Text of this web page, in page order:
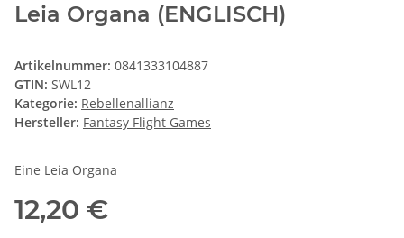
Leia Organa (ENGLISCH)
Artikelnummer: 0841333104887
GTIN: SWL12
Kategorie: Rebellenallianz
Hersteller: Fantasy Flight Games
Eine Leia Organa
12,20 €